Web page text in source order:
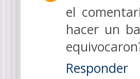
el
hacer un
Responder